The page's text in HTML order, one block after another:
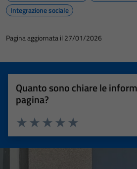
Integrazione sociale
Pagina aggiornata il 27/01/2026
Quanto sono chiare le
pagina?
Valuta 5 stelle su 5
Valuta 4 stelle su 5
Valuta 3 stelle su 5
Valuta 2 stelle su 5
Valuta 1 stelle su 5